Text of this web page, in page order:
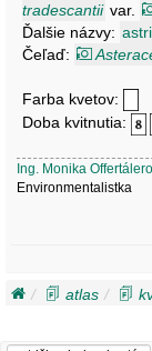
tradescantii var.
Ďalšie názvy:
Čeľaď:
Farba kvetov:
Doba kvitnutia:
Ing. Monika
Environmentalistka
atlas